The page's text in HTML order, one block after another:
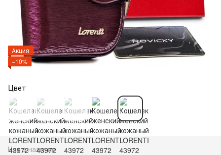
Акция
−10%
Цвет
Нет в наличии